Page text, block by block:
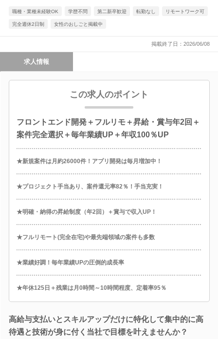
職種・業種未経験OK 学歴不問 第二新卒歓迎 転勤なし リモートワーク可
完全週休2日制 女性のおしごと掲載中
掲載終了日：2026/06/08
求人情報
この求人のポイント
フロントエンド開発＋フルリモ＋昇給・賞与年2回＋
案件完全選択＋毎年業績UP＋年収100％UP
★新規案件は月約26000件！アプリ開発は毎月増加中！
★プロジェクト手当あり、案件還元率82％！手当充実！
★明確・納得の昇給制度（年2回）＋賞与で収入UP！
★フルリモート(完全在宅)や最先端領域の案件も多数
★業績好調！毎年業績UPの圧倒的成長率
★年休125日＋残業は月0時間～10時間程度、定着率95％
高給与支払いとスキルアップだけに特化して集中的に高
待遇と技術が身に付く当社で目標を叶えませんか？